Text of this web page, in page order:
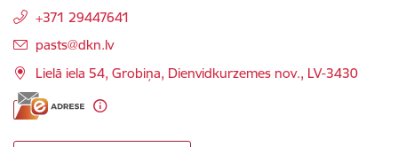
+371 29447641
E-pasts:
pasts@dkn.lv
Lielā iela 54, Grobiņa, Dienvidkurzemes nov., LV-3430